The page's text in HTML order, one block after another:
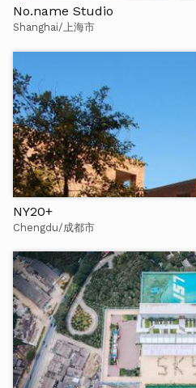
No.name Studio
Shanghai/上海市
NY20+
Chengdu/成都市